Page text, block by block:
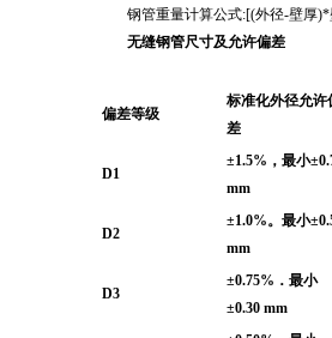
钢管重量计算公式:[(外径-壁厚)*
无缝钢管尺寸及允许偏差
偏差等级
标准化外径允许
差
D1
±1.5% ，最小
mm
D2
±1.0%。最小
mm
D3
±0.75% ．最小
±0.30 mm